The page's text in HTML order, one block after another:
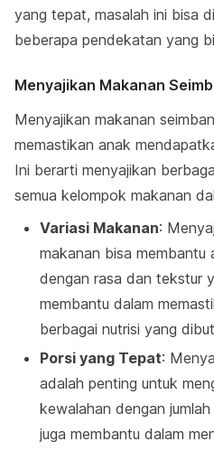
yang tepat, masalah ini bisa
beberapa pendekatan yang
Menyajikan Makanan
Menyajikan makanan
memastikan anak
Ini berarti menyajikan
semua kelompok makanan
Variasi Makanan:
makanan bisa membantu
dengan rasa dan tekstur
membantu dalam
berbagai nutrisi yang
Porsi yang Tepat:
adalah penting untuk
kewalahan dengan
juga membantu dalam